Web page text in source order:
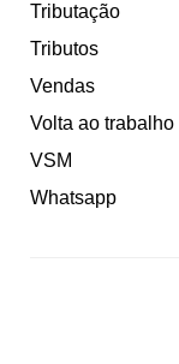
Tributação
Tributos
Vendas
Volta ao trabalho
VSM
Whatsapp